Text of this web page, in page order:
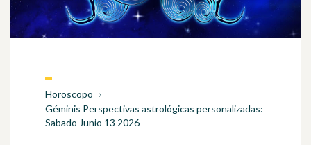
Horoscopo
Géminis Perspectivas astrológicas personalizadas:
Sabado Junio 13 2026